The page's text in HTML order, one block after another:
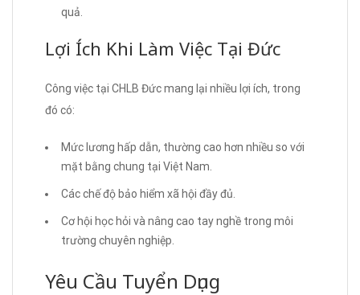
quả.
Lợi Ích Khi Làm Việc Tại Đức
Công việc tại CHLB Đức mang lại nhiều lợi ích, trong
đó có:
Mức lương hấp dẫn, thường cao hơn nhiều so với
mặt bằng chung tại Việt Nam.
Các chế độ bảo hiểm xã hội đầy đủ.
Cơ hội học hỏi và nâng cao tay nghề trong môi
trường chuyên nghiệp.
Yêu Cầu Tuyển Dụng